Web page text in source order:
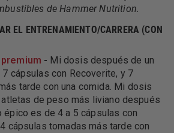
de Hammer Nutrition.
EL ENTRENAMIENTO/CARRERA (CON
- Mi dosis después de un
cápsulas con Recoverite, y 7
tarde con una comida. Mi dosis
de peso más liviano después
épico es de 4 a 5 cápsulas con
cápsulas tomadas más tarde con